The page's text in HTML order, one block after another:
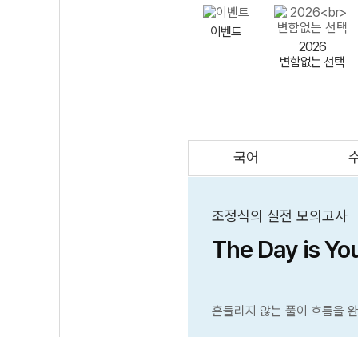
이벤트
2026
변함없는 선택
국어
조정식의 실전 모의고사
The Day is
흔들리지 않는 풀이 흐름을